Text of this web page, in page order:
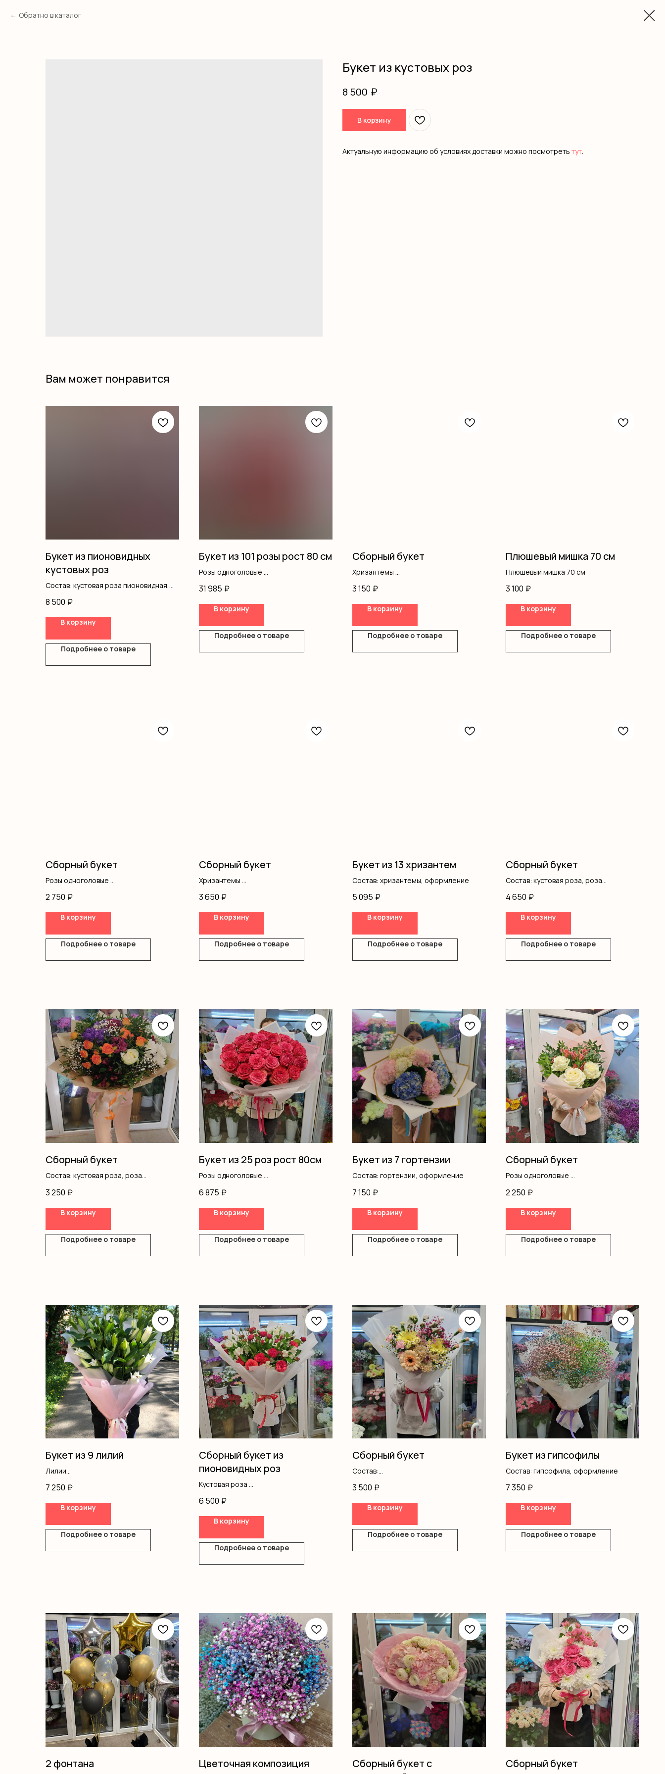
Обратно в каталог
Букет из кустовых роз
8 500 ₽
В корзину
Актуальную информацию об условиях доставки можно посмотреть тут
Вам может понравится
Букет из пионовидных
кустовых роз
Состав: кустовая роза пионовидная,
8 500 ₽
В корзину
Подробнее о товаре
Букет из 101 розы рост 80 см
Розы одноголовые
31 985 ₽
В корзину
Подробнее о товаре
Сборный букет
Хризантемы
Альстромерия
Оформление
3 150 ₽
В корзину
Подробнее о товаре
Плюшевый мишка 70 см
Плюшевый мишка 70 см
3 100 ₽
В корзину
Подробнее о товаре
Сборный букет
Розы одноголовые
Хризантемы
Оформление
2 750 ₽
В корзину
Подробнее о товаре
Сборный букет
Хризантемы
Альстромерия
Оформление
3 650 ₽
В корзину
Подробнее о товаре
Букет из 13 хризантем
Состав: хризантемы, оформление
5 095 ₽
В корзину
Подробнее о товаре
Сборный букет
Состав: кустовая роза, роза
4 650 ₽
В корзину
Подробнее о товаре
Сборный букет
Состав: кустовая роза, роза
альстромерия, писташ, оформление
3 250 ₽
В корзину
Подробнее о товаре
Букет из 25 роз рост 80см
Розы одноголовые
6 875 ₽
В корзину
Подробнее о товаре
Букет из 7 гортензии
Состав: гортензии, оформление
7 150 ₽
В корзину
Подробнее о товаре
Сборный букет
Розы одноголовые
Писташ
Оформление
2 250 ₽
В корзину
Подробнее о товаре
Букет из 9 лилий
Лилии
7 250 ₽
В корзину
Подробнее о товаре
Сборный букет из
пионовидных роз
Кустовая роза
Оформление
6 500 ₽
В корзину
Подробнее о товаре
Сборный букет
Состав:
Статица
Диантус
Герберы
Гипсофила
3 500 ₽
В корзину
Подробнее о товаре
Букет из гипсофилы
Состав: гипсофила, оформление
7 350 ₽
В корзину
Подробнее о товаре
2 фонтана Цветочная композиция
Сборный букет с
Сборный букет